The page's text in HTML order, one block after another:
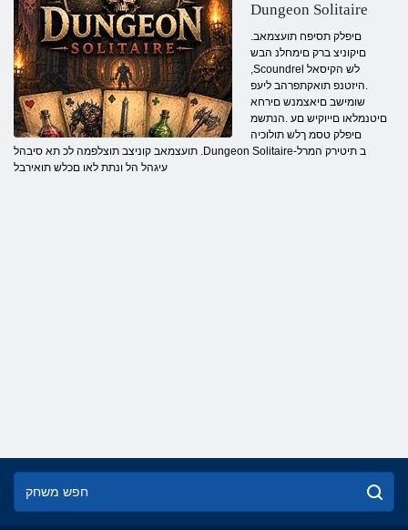
Dungeon Solitaire
.םיפלק תסיפח תועצמאב
םיקוניצ ברק םימחלנ הבש
,Scoundrel לש הקיסאל
.היזטנפ תואקתפרהב ליעפ
שומישב םיאצמנש םירחא
םיטנמלאו םייוקיש םע .הנתשמ
םיפלק טסמ ךלש תולוכיה
תועצמאב קוניצב תוצלפמה לכ תא סיבהל .Dungeon Solitaire-ב תיטירק המרל
עיגהל הל ונתת לאו םכלש תואירבל